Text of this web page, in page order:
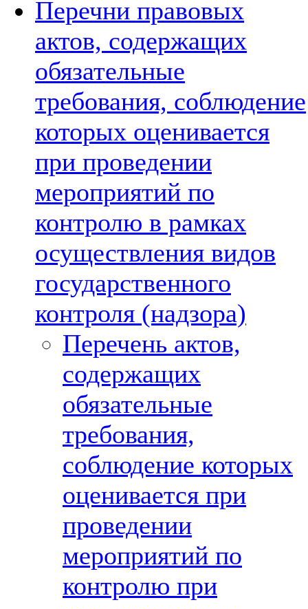
Перечни правовых
актов, содержащих
обязательные
требования, соблюдение
которых оценивается
при проведении
мероприятий по
контролю в рамках
осуществления видов
государственного
контроля (надзора)
Перечень актов,
содержащих
обязательные
требования,
соблюдение которых
оценивается при
проведении
мероприятий по
контролю при